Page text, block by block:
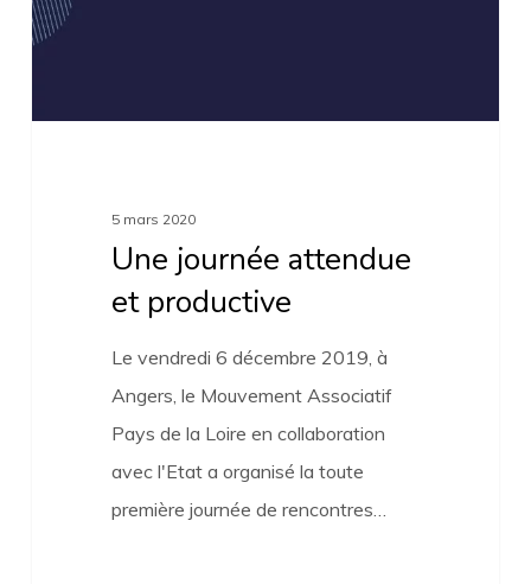
5 mars 2020
Une journée attendue
et productive
Le vendredi 6 décembre 2019, à
Angers, le Mouvement Associatif
Pays de la Loire en collaboration
avec l'Etat a organisé la toute
première journée de rencontres…